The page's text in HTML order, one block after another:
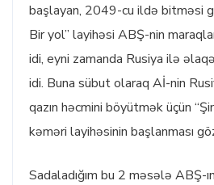
başlayan, 2049-cu ildə bitməsi
Bir yol” layihəsi ABŞ-nin
idi, eyni zamanda Rusiya ilə
idi. Buna sübut olaraq Aİ-nin
qazın həcmini böyütmək üçün
kəməri layihəsinin başlanması
Sadaladığım bu 2 məsələ ABŞ-